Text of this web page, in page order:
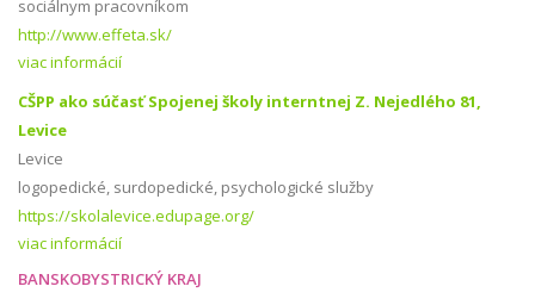
sociálnym pracovníkom
http://www.effeta.sk/
viac informácií
CŠPP ako súčasť Spojenej školy interntnej Z. Nejedlého 81,
Levice
Levice
logopedické, surdopedické, psychologické služby
https://skolalevice.edupage.org/
viac informácií
BANSKOBYSTRICKÝ KRAJ